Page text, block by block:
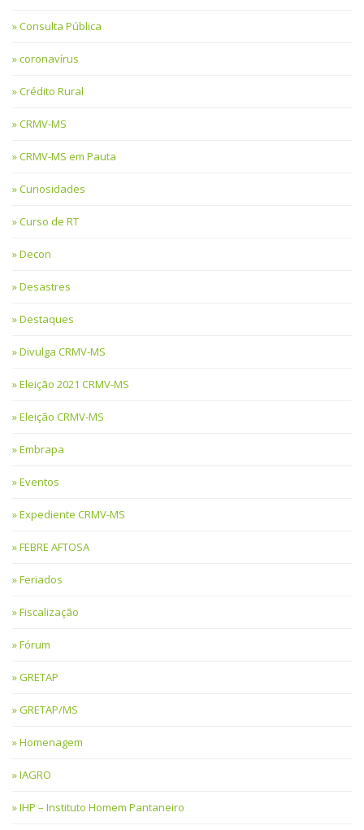
Consulta Pública
coronavírus
Crédito Rural
CRMV-MS
CRMV-MS em Pauta
Curiosidades
Curso de RT
Decon
Desastres
Destaques
Divulga CRMV-MS
Eleição 2021 CRMV-MS
Eleição CRMV-MS
Embrapa
Eventos
Expediente CRMV-MS
FEBRE AFTOSA
Feriados
Fiscalização
Fórum
GRETAP
GRETAP/MS
Homenagem
IAGRO
IHP – Instituto Homem Pantaneiro